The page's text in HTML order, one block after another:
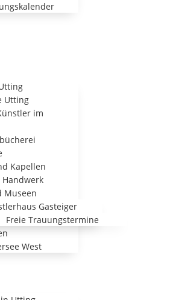
Utting
im
Kapellen
Museen
Gasteiger
Freie Trauungstermine
West